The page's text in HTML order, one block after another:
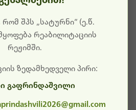
ამჟამად
განახლება და ტექნიკური
იქნება. გმადლობთ
შპს „სატურნი“ (ე.წ.
რეაბილიტაციის
რეჟიმში.
ზედამხედველი პირი:
გაფრინდაშვილი